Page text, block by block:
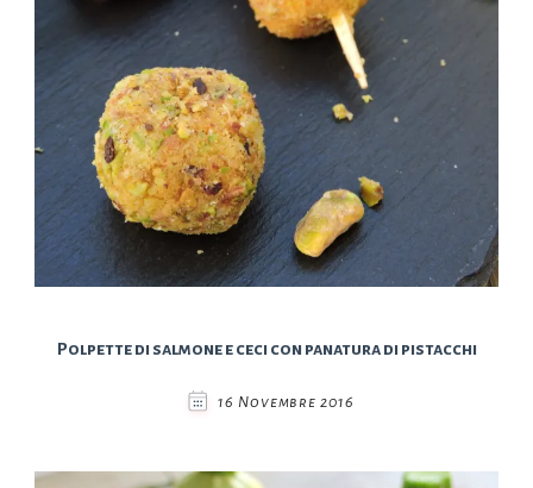
Polpette di salmone e ceci con panatura di pistacchi
16 Novembre 2016